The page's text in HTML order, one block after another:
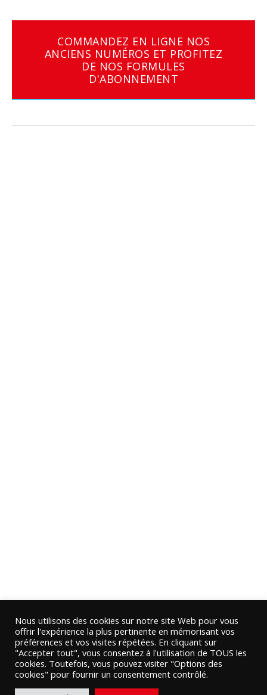
COMMANDEZ EN LIGNE NOS
ANCIENS NUMÉROS ET PROFITEZ
DE NOS FORMULES
D'ABONNEMENT
Nous utilisons des cookies sur notre site Web pour vous
offrir l'expérience la plus pertinente en mémorisant vos
préférences et vos visites répétées. En cliquant sur
"Accepter tout", vous consentez à l'utilisation de TOUS les
cookies. Toutefois, vous pouvez visiter "Options des
cookies" pour fournir un consentement contrôlé.